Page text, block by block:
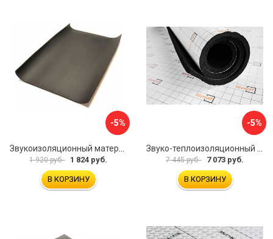
-5%
1 920 руб. 1 824 руб.
В КОРЗИНУ
-5%
7 445 руб. 7 073 руб.
В КОРЗИНУ